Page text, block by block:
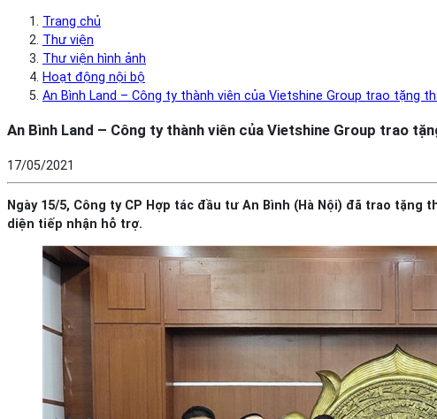
Trang chủ
Thư viện
Thư viện hình ảnh
Hoạt động nội bộ
An Bình Land – Công ty thành viên của Vietshine Group trao tặng
An Bình Land – Công ty thành viên của Vietshine Group trao
17/05/2021
Ngày 15/5, Công ty CP Hợp tác đầu tư An Bình (Hà Nội) đã trao
diện tiếp nhận hỗ trợ.